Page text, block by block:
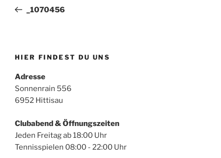
Beitrag_1070456
HIER FINDEST DU UNS
Adresse
Sonnenrain 556
6952 Hittisau
Clubabend & Öffnungszeiten
Jeden Freitag ab 18:00 Uhr
Tennisspielen 08:00 - 22:00 Uhr